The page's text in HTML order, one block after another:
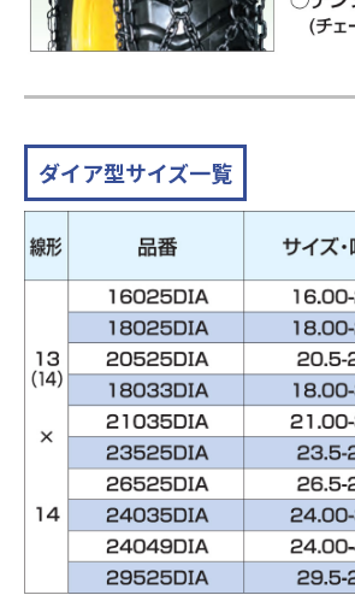
ダイア型サイズ一覧